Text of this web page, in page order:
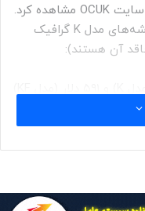
قیمت CPU Intel نسل ۱۴ را به موقع در سایت OCUK مشاهده کرد.
فهرست قیمت‌ها به شرح زیر است (تراشه‌های مدل K گرافیک